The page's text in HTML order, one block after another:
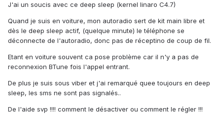
J'ai un soucis avec ce deep sleep (kernel linaro C4.7)
Quand je suis en voiture, mon autoradio sert de kit main libre et
dès le deep sleep actif, (quelque minute) le téléphone se
déconnecte de l'autoradio, donc pas de réceptino de coup de fil.
Etant en voiture souvent ca pose problème car il n'y a pas de
reconnexion BTune fois l'appel entrant.
De plus je suis sous viber et j'ai remarqué quee toujours en deep
sleep, les sms ne sont pas signalés..
De l'aide svp !!!! comment le désactiver ou comment le régler !!!